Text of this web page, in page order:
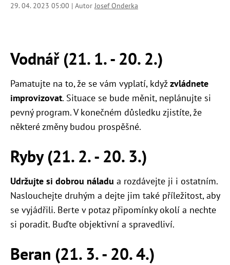
29. 04. 2023 05:00 | AutorJosef Onderka
Vodnář (21. 1. - 20. 2.)
Pamatujte na to, že se vám vyplatí, kdyžzvládnete
improvizovat. Situace se bude měnit, neplánujte si
pevný program. V konečném důsledku zjistíte, že
některé změny budou prospěšné.
Ryby (21. 2. - 20. 3.)
Udržujte si dobrou náladu a rozdávejte ji i ostatním.
Naslouchejte druhým a dejte jim také příležitost, aby
se vyjádřili. Berte v potaz připomínky okolí a nechte
si poradit. Buďte objektivní a spravedliví.
Beran (21. 3. - 20. 4.)